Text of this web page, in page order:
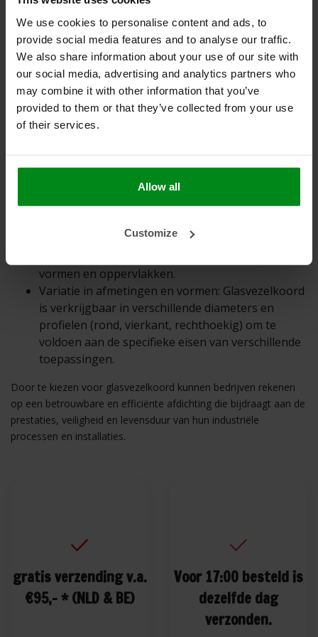
We use cookies to personalise content and ads, to
provide social media features and to analyse our traffic.
We also share information about your use of our site with
our social media, advertising and analytics partners who
may combine it with other information that you’ve
provided to them or that they’ve collected from your use
of their services.
Allow all
Customize
Belangrijke eigenschappen van glasvezelkoord voor de B2B-
markt:
Hoge temperatuurbestendigheid: Glasvezels zijn
bestand tegen extreme temperaturen, waardoor
het koord zijn afdichtingseigenschappen behoudt,
zelfs in veeleisende omgevingen.
Chemische bestendigheid: Glasvezel is bestand
omgevingen.
Duurzaamheid: Glasvezelkoord is slijtvast en heeft
een lange levensduur, wat leidt tot minder
Flexibiliteit: Het koord is flexibel en kan
vormen en oppervlakken.
Variatie in afmetingen en vormen: Glasvezelkoord
is verkrijgbaar in verschillende diameters en
profielen (rond, vierkant, rechthoekig) om te
voldoen aan de specifieke eisen van verschillende
toepassingen.
Door te kiezen voor glasvezelkoord kunnen bedrijven rekenen
op een betrouwbare en efficiënte afdichting die bijdraagt aan de
prestaties, veiligheid en levensduur van hun industriële
processen en installaties.
gratis verzending v.a.
€95,- * (NLD & BE)
Voor 17:00 besteld is
dezelfde dag
verzonden.